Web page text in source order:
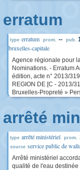
erratum
type erratum prom. -- pub.
bruxelles-capitale
Agence régionale pour
Nominations. - Erratum
édition, acte n° 2013/
REGION DE [C - 2013/
Bruxelles-Propreté »
arrêté
type arrêté ministériel prom.
source service public de
Arrêté ministériel
qualité de l'eau